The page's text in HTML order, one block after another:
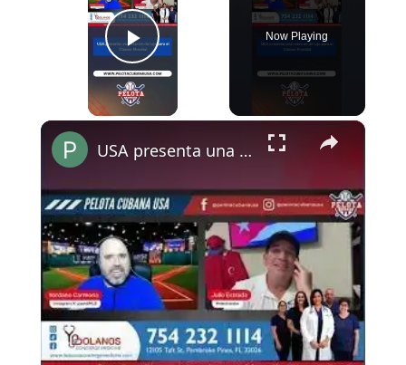
Play Video
Now Playing
×
USA presenta una rotación de lujo para el Clásico Mundial